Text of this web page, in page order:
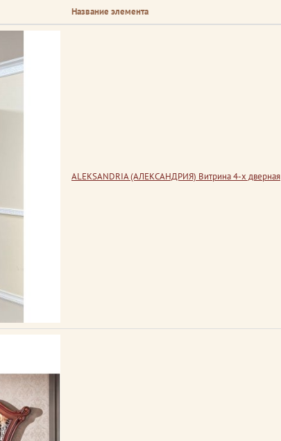
Название элемента
ALEKSANDRIA (АЛЕКСАНДРИЯ) Витрина 4-х дверная